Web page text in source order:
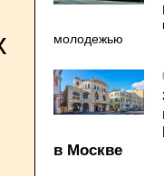
молодежью
в Москве